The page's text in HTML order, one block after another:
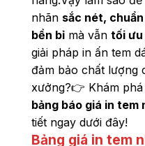
nhãn sắc nét,
bền bỉ mà vẫn tối ưu
giải pháp in ấn tem
đảm bảo chất lượng
xưởng?👉 Khám
bảng báo giá in tem
tiết ngay dưới đây!
Bảng giá in tem